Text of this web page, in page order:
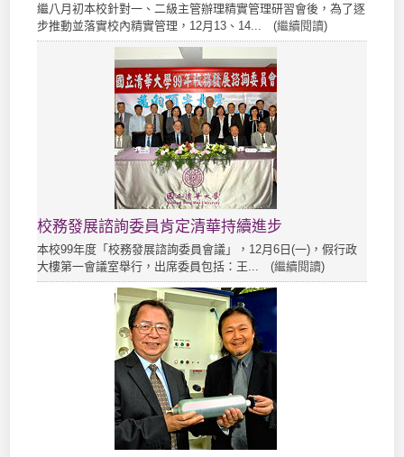
繼八月初本校針對一、二級主管辦理精實管理研習會後，為了逐
步推動並落實校內精實管理，12月13、14... (繼續閱讀)
校務發展諮詢委員肯定清華持續進步
本校99年度「校務發展諮詢委員會議」，12月6日(一)，假行政
大樓第一會議室舉行，出席委員包括：王... (繼續閱讀)